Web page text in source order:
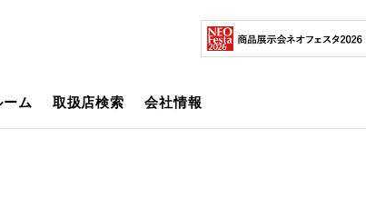
ーム 取扱店検索 会社情報